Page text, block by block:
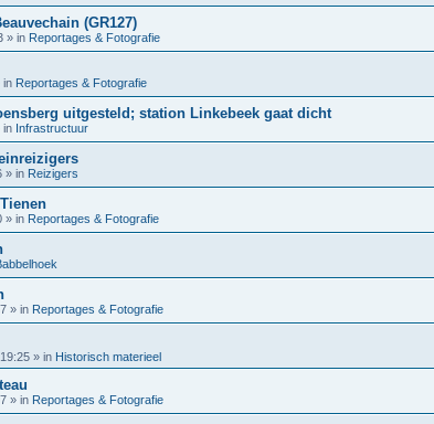
(GR127)
» in Reportages & Fotografie
in Reportages & Fotografie
uitgesteld; station Linkebeek gaat dicht
in Infrastructuur
» in Reizigers
» in Reportages & Fotografie
» in Reportages & Fotografie
» in Historisch materieel
» in Reportages & Fotografie